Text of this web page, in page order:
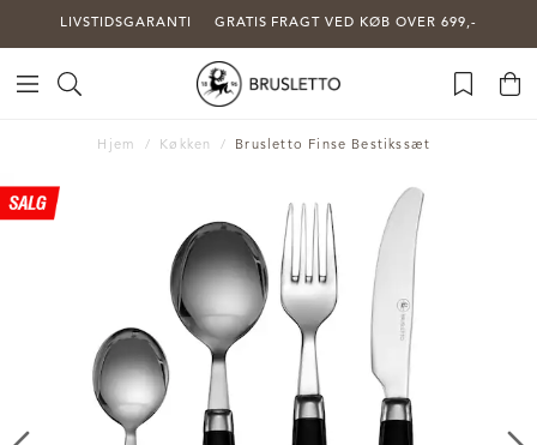
LIVSTIDSGARANTI GRATIS FRAGT VED KØB OVER 699,-
Hjem Køkken Brusletto Finse Bestikssæt